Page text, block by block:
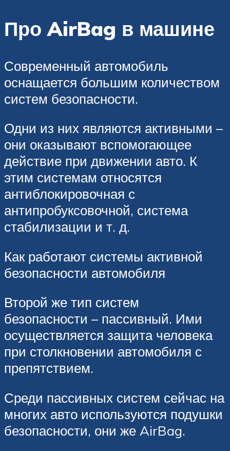
Про AirBag в машине
Современный автомобиль
оснащается большим количеством
систем безопасности.
Одни из них являются активными –
они оказывают вспомогающее
действие при движении авто. К
этим системам относятся
антиблокировочная с
антипробуксовочной, система
стабилизации и т. д.
Как работают системы активной
безопасности автомобиля
Второй же тип систем
безопасности – пассивный. Ими
осуществляется защита человека
при столкновении автомобиля с
препятствием.
Среди пассивных систем сейчас на
многих авто используются подушки
безопасности, они же AirBag.